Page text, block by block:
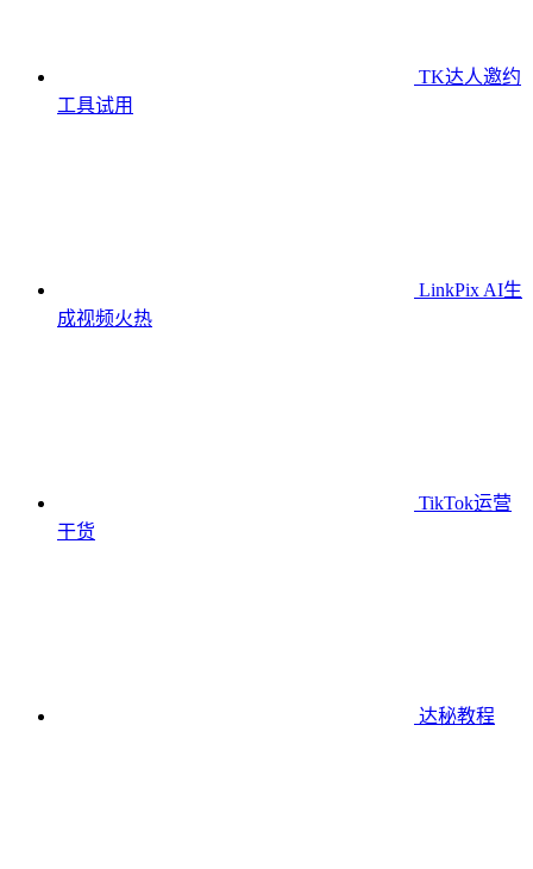
TK达人邀约
工具试用
LinkPix AI生
成视频火热
TikTok运营
干货
达秘教程